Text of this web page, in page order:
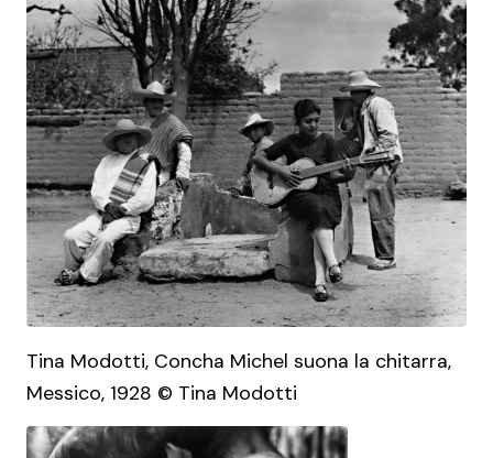
Tina Modotti, Concha Michel suona la chitarra,
Messico, 1928 © Tina Modotti